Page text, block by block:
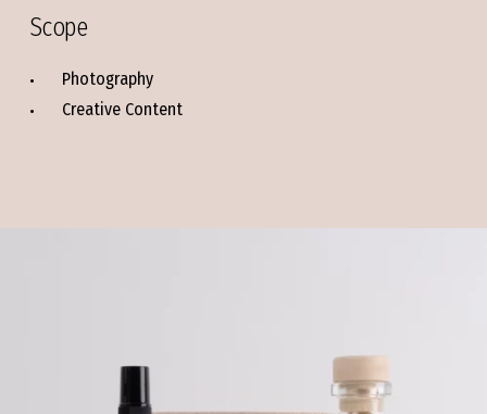
Scope
Photography
Creative Content